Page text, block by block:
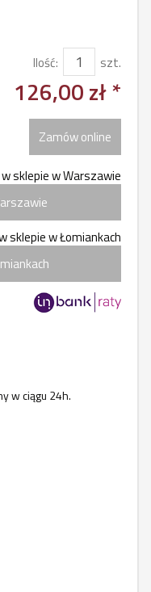
Ilość: szt.
126,00 zł *
Zamów online
sklepie w Warszawie
sklepie w Łomiankach
w ciągu 24h.